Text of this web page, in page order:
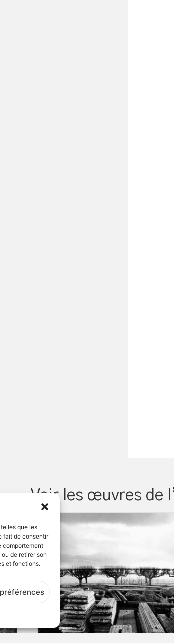
que les
fait de consentir
comportement
de retirer son
et fonctions.
Voir les œuvres de